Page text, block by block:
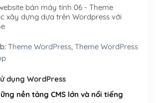
SSD (1 năm)(+450,000₫)
SSD (1 năm)
SSD (1 năm)
bán máy tính 06 - Theme
xây dựng dựa trên Wordpress với
Theme WordPress, Theme WordPress
dụng WordPress
nền tảng CMS lớn và nổi tiếng